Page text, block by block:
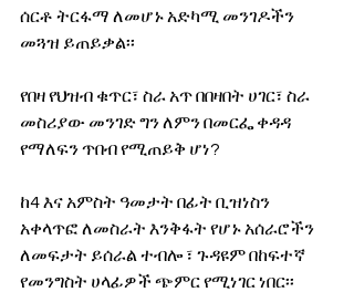
ሰርቶ ትርፋማ ለመሆኑ አድካሚ መንገዶችን
መጓዝ ይጠይቃል፡፡
የበዛ የህዝብ ቁጥር፣ ስራ አጥ በበዛበት ሀገር፣ ስራ
መስሪያው መንገድ ግን ለምን በመርፌ ቀዳዳ
የማለፍን ጥበብ የሚጠይቅ ሆነ?
ከ4 እና አምስት ዓመታት በፊት ቢዝነስን
አቀላጥፎ ለመስራት እንቅፋት የሆኑ አሰራሮችን
ለመፍታት ይሰራል ተብሎ ፣ ጉዳዩም በከፍተኛ
የመንግስት ሀላፊዎች ጭምር የሚነገር ነበር፡፡